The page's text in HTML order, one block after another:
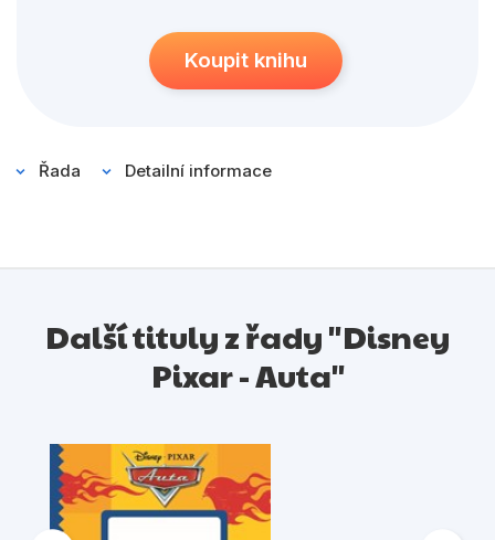
Umění a kultura
Young adult
Koupit knihu
Řada Detailní informace
Další tituly z řady "Disney
Pixar - Auta"